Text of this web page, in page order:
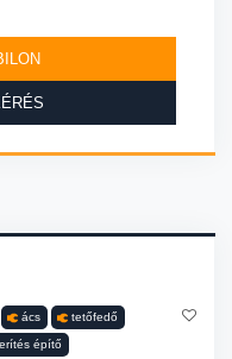
ács tetőfedő
építő